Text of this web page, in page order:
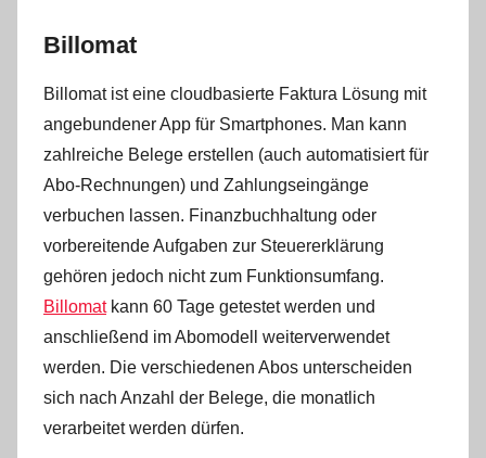
Billomat
Billomat ist eine cloudbasierte Faktura Lösung mit
angebundener App für Smartphones. Man kann
zahlreiche Belege erstellen (auch automatisiert für
Abo-Rechnungen) und Zahlungseingänge
verbuchen lassen. Finanzbuchhaltung oder
vorbereitende Aufgaben zur Steuererklärung
gehören jedoch nicht zum Funktionsumfang.
Billomatkann 60 Tage getestet werden und
anschließend im Abomodell weiterverwendet
werden. Die verschiedenen Abos unterscheiden
sich nach Anzahl der Belege, die monatlich
verarbeitet werden dürfen.